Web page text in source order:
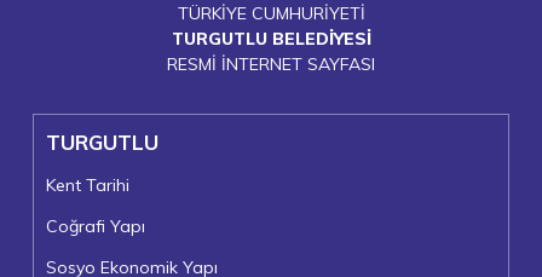
TÜRKİYE CUMHURİYETİ
TURGUTLU BELEDİYESİ
RESMİ İNTERNET SAYFASI
TURGUTLU
Kent Tarihi
Coğrafi Yapı
Sosyo Ekonomik Yapı